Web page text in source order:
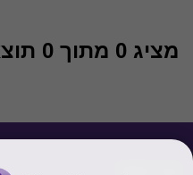
מציג 0 מתוך 0 תוצאות תוכן